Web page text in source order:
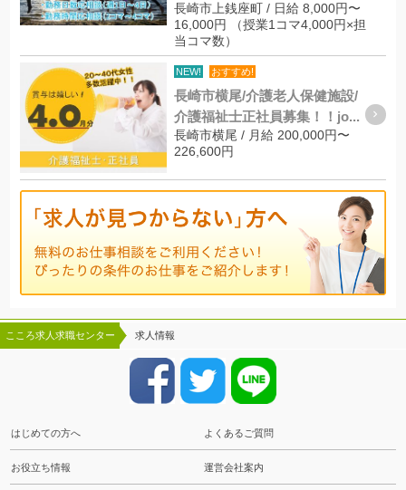
長崎市上銭座町 / 日給 8,000円〜
16,000円 （授業1コマ4,000円×担
当コマ数）
NEW! おすすめ!
長崎市横尾/介護老人保健施設/
介護福祉士正社員募集！！jo...
長崎市横尾 / 月給 200,000円〜
226,600円
こころ求人求職センター 求人情報
はじめての方へ よくあるご質問
お役立ち情報 運営会社案内